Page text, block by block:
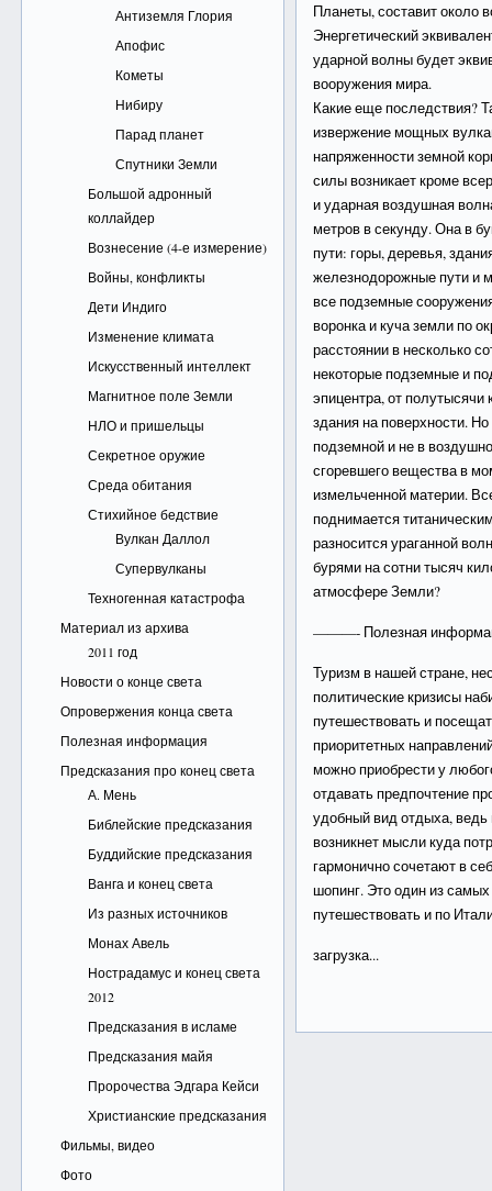
Антиземля Глория
Апофис
Кометы
Нибиру
Парад планет
Спутники Земли
Большой адронный
коллайдер
Вознесение (4-е измерение)
Войны, конфликты
Дети Индиго
Изменение климата
Искусственный интеллект
Магнитное поле Земли
НЛО и пришельцы
Секретное оружие
Среда обитания
Стихийное бедствие
Вулкан Даллол
Супервулканы
Техногенная катастрофа
Материал из архива
2011 год
Новости о конце света
Опровержения конца света
Полезная информация
Предсказания про конец света
А. Мень
Библейские предсказания
Буддийские предсказания
Ванга и конец света
Из разных источников
Монах Авель
Нострадамус и конец света
2012
Предсказания в исламе
Предсказания майя
Пророчества Эдгара Кейси
Христианские предсказания
Фильмы, видео
Фото
Планеты, составит около
Энергетический
ударной волны будет
вооружения мира.
Какие еще последствия?
извержение мощных
напряженности земной
силы возникает кроме
и ударная воздушная
метров в секунду. Она в
пути: горы, деревья,
железнодорожные пути и
все подземные
воронка и куча земли по
расстоянии в несколько
некоторые подземные и
эпицентра, от
здания на поверхности.
подземной и не в
сгоревшего вещества в
измельченной материи.
поднимается
разносится ураганной
бурями на сотни тысяч
атмосфере Земли?
———- Полезная
Туризм в нашей стране,
политические кризисы
путешествовать и
приоритетных
можно приобрести у
отдавать предпочтение
удобный вид отдыха, ведь
возникнет мысли куда
гармонично сочетают в
шопинг. Это один из
путешествовать и по
загрузка...